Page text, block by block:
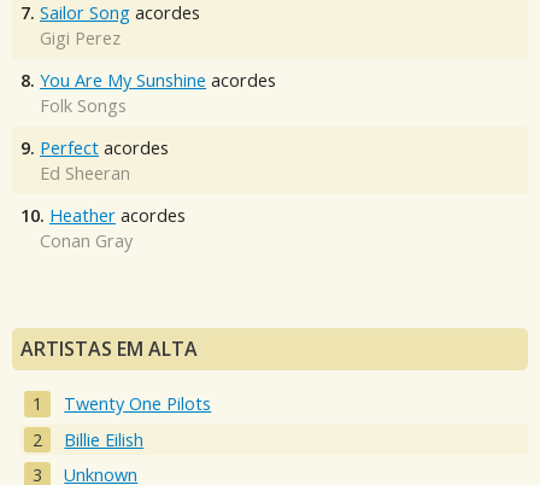
7. Sailor Song acordes
Gigi Perez
8. You Are My Sunshine acordes
Folk Songs
9. Perfect acordes
Ed Sheeran
10. Heather acordes
Conan Gray
ARTISTAS EM ALTA
Twenty One Pilots
Billie Eilish
Unknown